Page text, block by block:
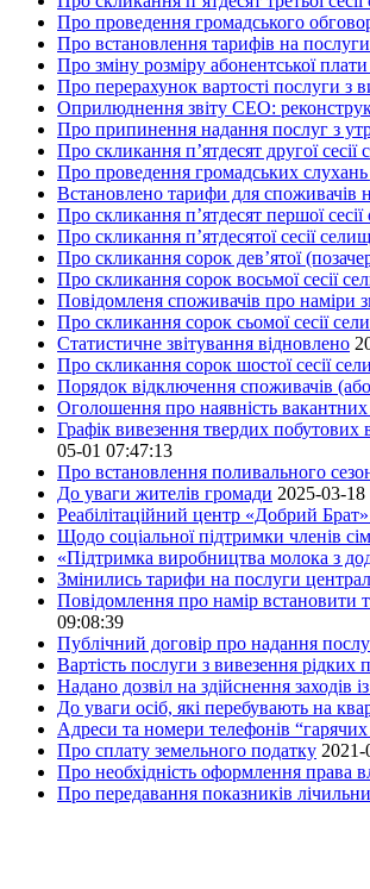
Про проведення громадського
Про встановлення тарифів на
Про зміну розміру абонентської
Про перерахунок вартості послуги з
Оприлюднення звіту СЕО:
Про припинення надання послуг з
Про скликання п’ятдесят другої
Про проведення громадських слухань
Встановлено тарифи для споживачів
Про скликання п’ятдесят першої
Про скликання п’ятдесятої сесії
Про скликання сорок дев’ятої
Про скликання сорок восьмої сесії
Повідомленя споживачів про наміри
Про скликання сорок сьомої сесії
Статистичне звітування відновлено
Про скликання сорок шостої сесії
Порядок відключення споживачів
Оголошення про наявність
Графік вивезення твердих побутових
05-01 07:47:13
Про встановлення поливального
До уваги жителів громади 2025-03-
Реабілітаційний центр «Добрий
Щодо соціальної підтримки членів
«Підтримка виробництва молока з
Змінились тарифи на послуги
Повідомлення про намір встановити
09:08:39
Публічний договір про надання
Вартість послуги з вивезення рідких
Надано дозвіл на здійснення заходів
До уваги осіб, які перебувають на
Адреси та номери телефонів “гарячих
Про сплату земельного податку 2021-
Про необхідність оформлення права
Про передавання показників